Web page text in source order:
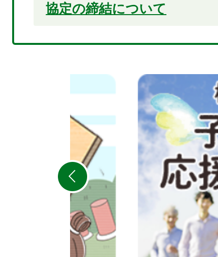
協定の締結について
目
ス
ラ
イ
ド